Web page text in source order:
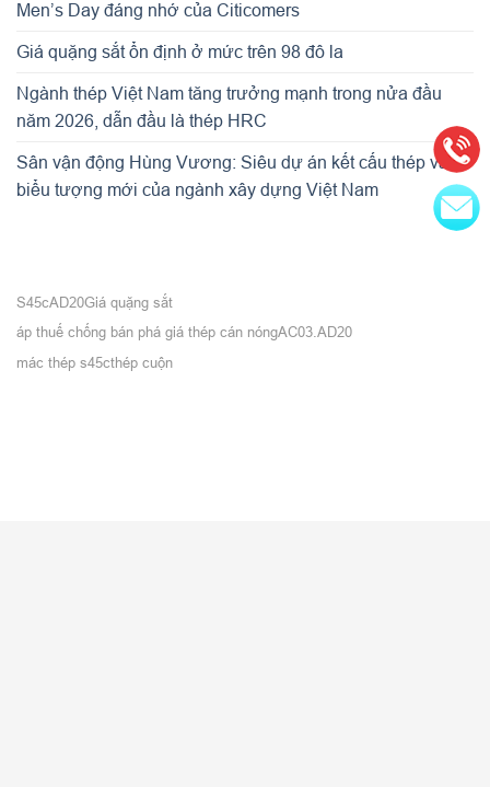
Men’s Day đáng nhớ của Citicomers
Giá quặng sắt ổn định ở mức trên 98 đô la
Ngành thép Việt Nam tăng trưởng mạnh trong nửa đầu
năm 2026, dẫn đầu là thép HRC
Sân vận động Hùng Vương: Siêu dự án kết cấu thép và
biểu tượng mới của ngành xây dựng Việt Nam
S45cAD20Giá quặng sắt
áp thuế chống bán phá giá thép cán nóngAC03.AD20
mác thép s45cthép cuộn